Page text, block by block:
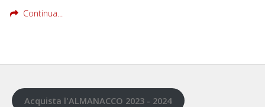
Continua...
Acquista l'ALMANACCO 2023 - 2024